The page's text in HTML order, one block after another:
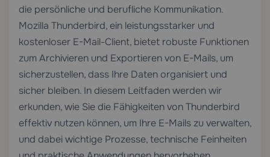
die persönliche und berufliche Kommunikation.
Mozilla Thunderbird, ein leistungsstarker und
kostenloser E-Mail-Client, bietet robuste Funktionen
zum Archivieren und Exportieren von E-Mails, um
sicherzustellen, dass Ihre Daten organisiert und
sicher bleiben. In diesem Leitfaden werden wir
erkunden, wie Sie die Fähigkeiten von Thunderbird
effektiv nutzen können, um Ihre E-Mails zu verwalten,
und dabei wichtige Prozesse, technische Feinheiten